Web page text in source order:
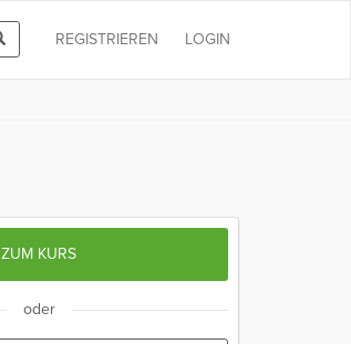
LOGIN
REGISTRIEREN
ZUM KURS
oder